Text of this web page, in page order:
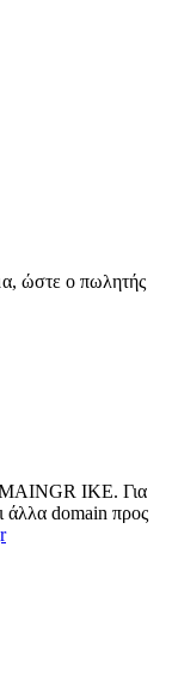
ώστε ο πωλητής
ΙΚΕ. Για
άλλα domain προς